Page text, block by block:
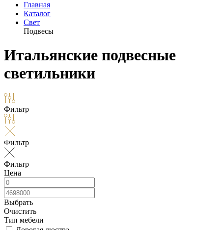
Главная
Каталог
Свет
Подвесы
Итальянские подвесные
светильники
Фильтр
Фильтр
Фильтр
Цена
Выбрать
Очистить
Тип мебели